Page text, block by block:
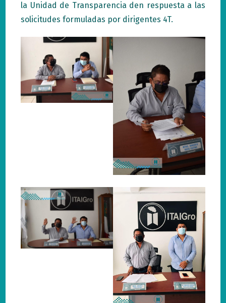
la Unidad de Transparencia den respuesta a las
solicitudes formuladas por dirigentes 4T.